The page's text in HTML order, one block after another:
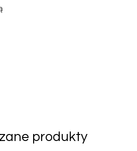
produkty